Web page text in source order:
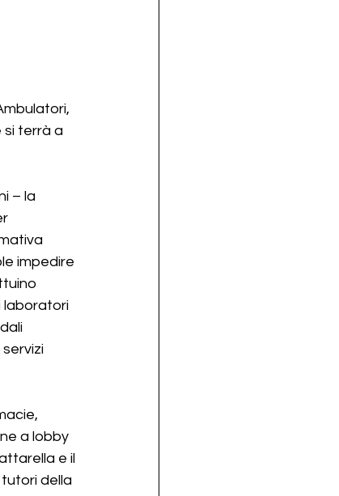
si terrà a
– la
impedire
laboratori
a lobby
e il
della